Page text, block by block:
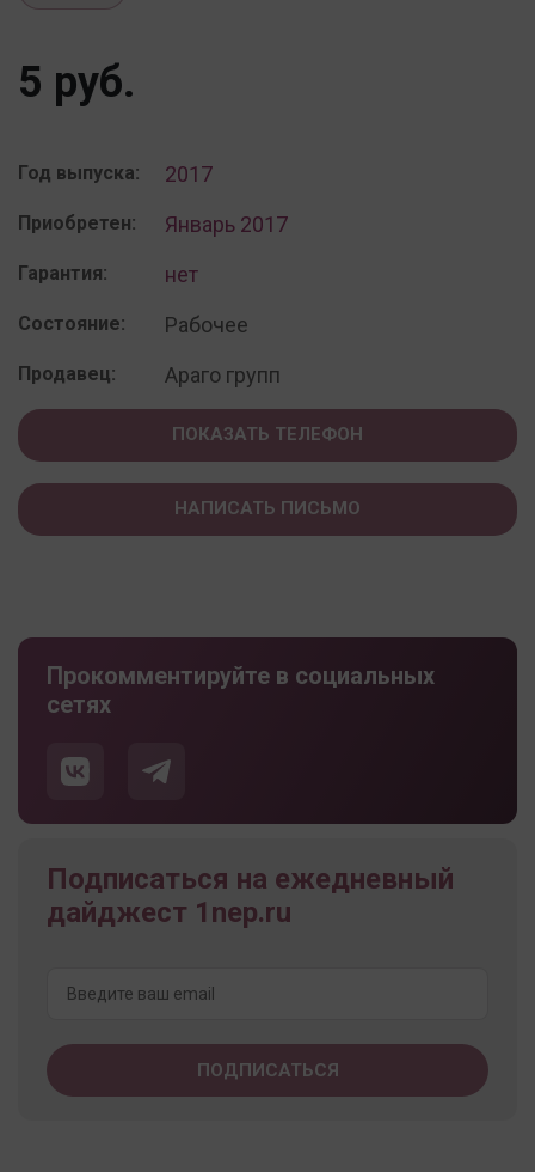
5 руб.
Год выпуска: 2017
Приобретен: Январь 2017
Гарантия: нет
Состояние: Рабочее
Продавец: Араго групп
ПОКАЗАТЬ ТЕЛЕФОН
НАПИСАТЬ ПИСЬМО
Прокомментируйте в социальных
сетях
Подписаться на ежедневный
дайджест 1nep.ru